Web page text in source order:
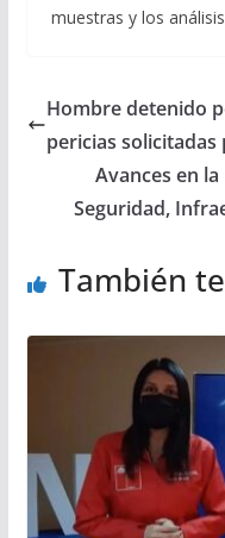
muestras y los
Hombre detenido
pericias
Avances en
Seguridad,
También